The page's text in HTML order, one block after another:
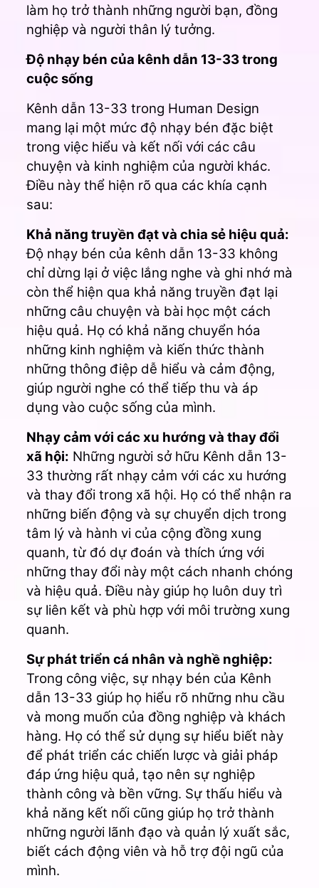
làm họ trở thành những người bạn, đồng
nghiệp và người thân lý tưởng.
Độ nhạy bén của kênh dẫn 13-33 trong
cuộc sống
Kênh dẫn 13-33 trong Human Design
mang lại một mức độ nhạy bén đặc biệt
trong việc hiểu và kết nối với các câu
chuyện và kinh nghiệm của người khác.
Điều này thể hiện rõ qua các khía cạnh
sau:
Khả năng truyền đạt và chia sẻ hiệu quả:
Độ nhạy bén của kênh dẫn 13-33 không
chỉ dừng lại ở việc lắng nghe và ghi nhớ mà
còn thể hiện qua khả năng truyền đạt lại
những câu chuyện và bài học một cách
hiệu quả. Họ có khả năng chuyển hóa
những kinh nghiệm và kiến thức thành
những thông điệp dễ hiểu và cảm động,
giúp người nghe có thể tiếp thu và áp
dụng vào cuộc sống của mình.
Nhạy cảm với các xu hướng và thay đổi
xã hội: Những người sở hữu Kênh dẫn 13-
33 thường rất nhạy cảm với các xu hướng
và thay đổi trong xã hội. Họ có thể nhận ra
những biến động và sự chuyển dịch trong
tâm lý và hành vi của cộng đồng xung
quanh, từ đó dự đoán và thích ứng với
những thay đổi này một cách nhanh chóng
và hiệu quả. Điều này giúp họ luôn duy trì
sự liên kết và phù hợp với môi trường xung
quanh.
Sự phát triển cá nhân và nghề nghiệp:
Trong công việc, sự nhạy bén của Kênh
dẫn 13-33 giúp họ hiểu rõ những nhu cầu
và mong muốn của đồng nghiệp và khách
hàng. Họ có thể sử dụng sự hiểu biết này
để phát triển các chiến lược và giải pháp
đáp ứng hiệu quả, tạo nên sự nghiệp
thành công và bền vững. Sự thấu hiểu và
khả năng kết nối cũng giúp họ trở thành
những người lãnh đạo và quản lý xuất sắc,
biết cách động viên và hỗ trợ đội ngũ của
mình.